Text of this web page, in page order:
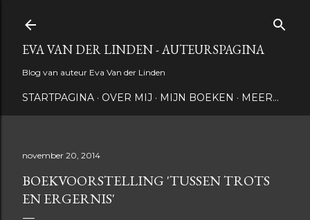
EVA VAN DER LINDEN - AUTEURSPAGINA
Blog van auteur Eva Van der Linden
STARTPAGINA OVER MIJ MIJN BOEKEN MEER…
november 20, 2014
BOEKVOORSTELLING 'TUSSEN TROTS
EN ERGERNIS'